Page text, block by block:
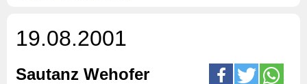
19.08.2001
Sautanz Wehofer